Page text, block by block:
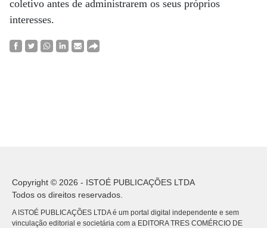
coletivo antes de administrarem os seus próprios
interesses.
Copyright © 2026 - ISTOÉ PUBLICAÇÕES LTDA
Todos os direitos reservados.
A ISTOÉ PUBLICAÇÕES LTDA é um portal digital independente e sem
vinculação editorial e societária com a EDITORA TRES COMÉRCIO DE